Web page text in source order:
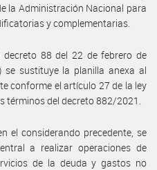
la Administración Nacional para
y complementarias.
decreto 88 del 22 de febrero de
se sustituye la planilla anexa al
conforme el artículo 27 de la ley
términos del decreto 882/2021.
el considerando precedente, se
a realizar operaciones de
de la deuda y gastos no